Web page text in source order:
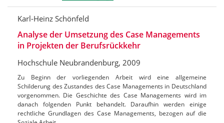
Karl-Heinz Schönfeld
Analyse der Umsetzung des Case Managements
in Projekten der Berufsrückkehr
Hochschule Neubrandenburg, 2009
Zu Beginn der vorliegenden Arbeit wird eine allgemeine
Schilderung des Zustandes des Case Managements in Deutschland
vorgenommen. Die Geschichte des Case Managements wird im
danach folgenden Punkt behandelt. Daraufhin werden einige
rechtliche Grundlagen des Case Managements, bezogen auf die